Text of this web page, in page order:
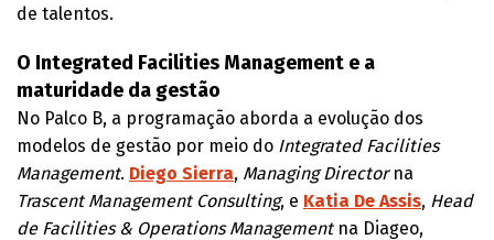
de talentos.
O Integrated Facilities Management e a
maturidade da gestão
No Palco B, a programação aborda a evolução dos
modelos de gestão por meio do Integrated Facilities
Management. Diego Sierra, Managing Director na
Trascent Management Consulting, e Katia De Assis, Head
de Facilities & Operations Management na Diageo,